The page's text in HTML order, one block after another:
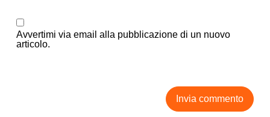
Avvertimi via email alla pubblicazione di un nuovo
articolo.